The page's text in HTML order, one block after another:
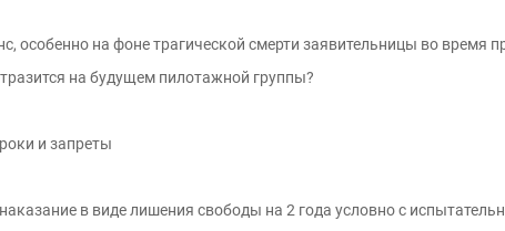
особенно на фоне трагической смерти заявительницы во время
на будущем пилотажной группы?
и запреты
в виде лишения свободы на 2 года условно с